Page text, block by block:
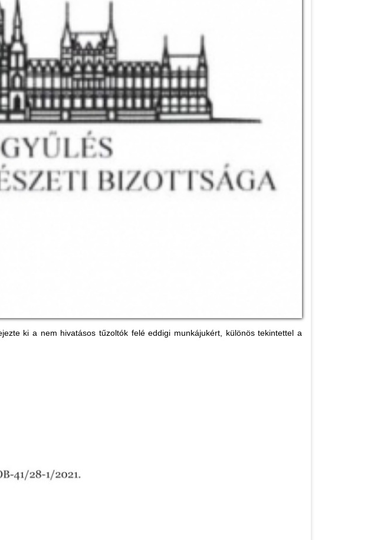
ki a nem hivatásos tűzoltók felé eddigi munkájukért, különös tekintettel a